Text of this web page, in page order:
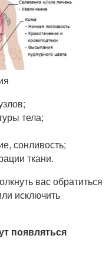
тела;
сонливость;
ткани.
вас обратиться
исключить
появляться